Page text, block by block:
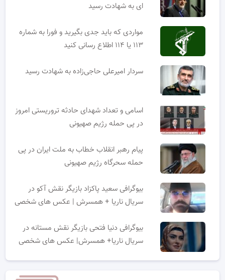
ای به شهادت رسید
مواردی که باید جدی بگیرید و فورا به شماره
۱۱۳ یا ۱۱۴ اطلاع رسانی کنید
سردار امیرعلی حاجی‌زاده به شهادت رسید
اسامی و تعداد شهدای حادثه تروریستی امروز
در پی حمله رژیم صهیونی
پیام رهبر انقلاب خطاب به ملت ایران در پی
حمله سحرگاه رژیم صهیونی
بیوگرافی سعید پاکزاد بازیگر نقش آکو در
سریال ناریا + همسرش | عکس های شخصی
بیوگرافی دنیا فتحی بازیگر نقش مستانه در
سریال ناریا+ همسرش| عکس های شخصی